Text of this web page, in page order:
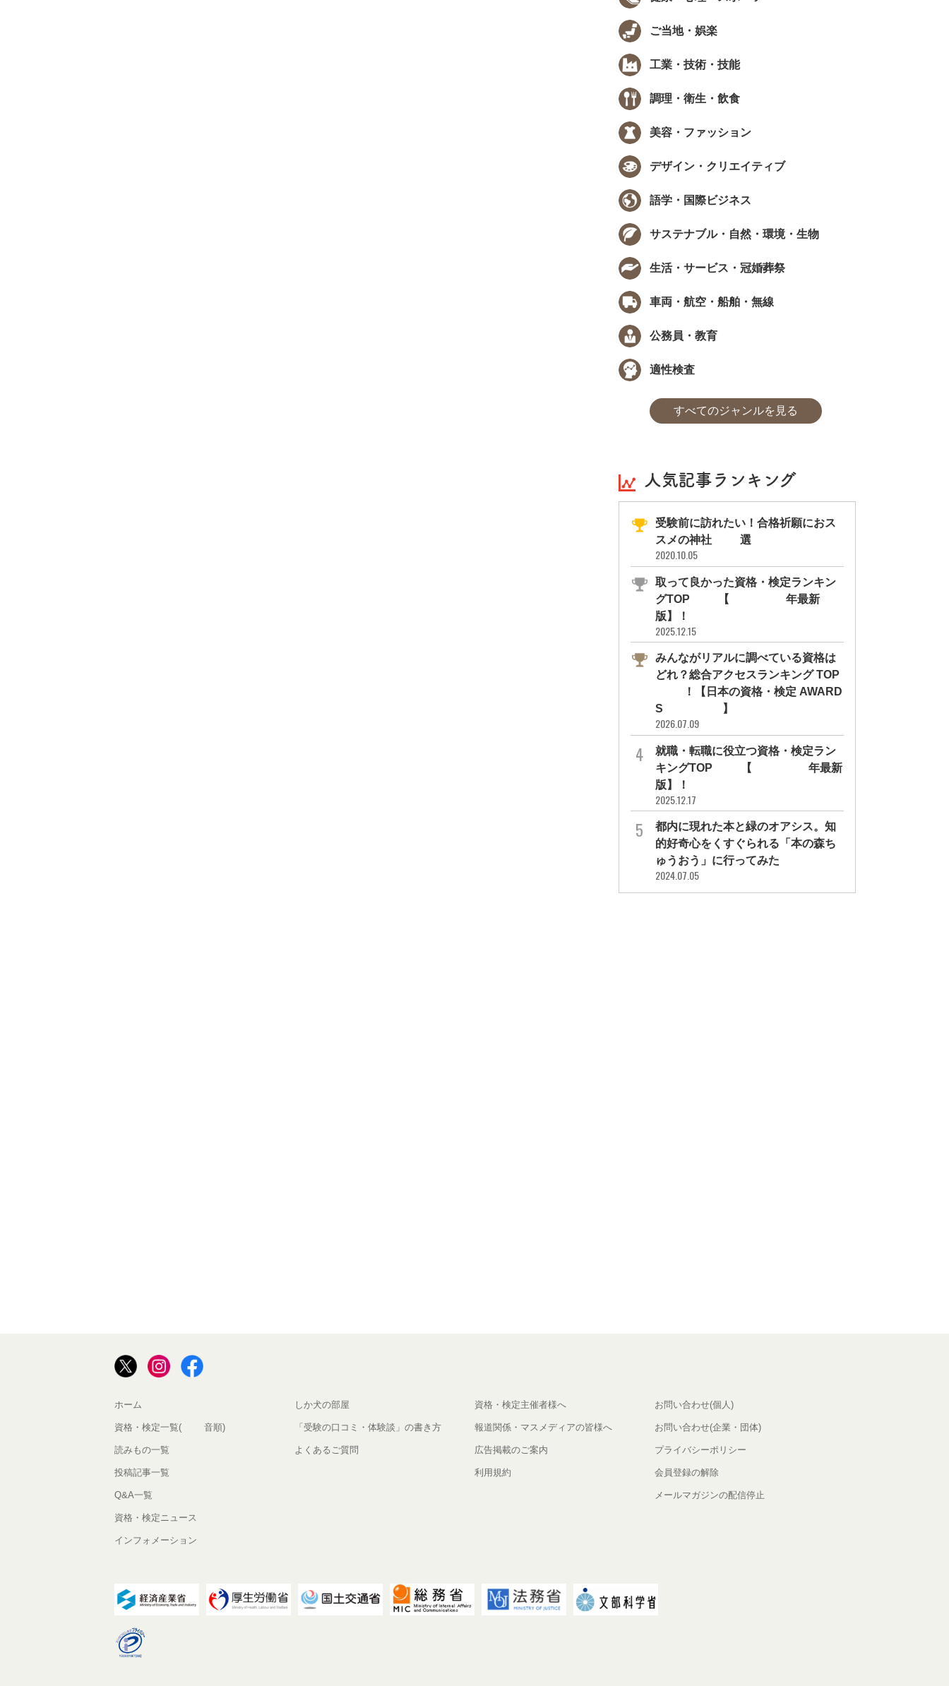
ご当地・娯楽
工業・技術・技能
調理・衛生・飲食
美容・ファッション
デザイン・クリエイティブ
語学・国際ビジネス
サステナブル・自然・環境・生物
生活・サービス・冠婚葬祭
車両・航空・船舶・無線
公務員・教育
適性検査
すべてのジャンルを見る
人気記事ランキング
受験前に訪れたい！合格祈願におス
スメの神社11選
2020.10.05
取って良かった資格・検定ランキン
グTOP10【2026年最新
版】！
2025.12.15
みんながリアルに調べている資格は
どれ？総合アクセスランキング TOP
10！【日本の資格・検定 AWARD
S 2026】
2026.07.09
就職・転職に役立つ資格・検定ラン
キングTOP30【2026年最新
版】！
2025.12.17
都内に現れた本と緑のオアシス。知
的好奇心をくすぐられる「本の森ち
ゅうおう」に行ってみた
2024.07.05
ホーム
資格・検定一覧(50音順)
読みもの一覧
投稿記事一覧
Q&A一覧
資格・検定ニュース
インフォメーション
しか犬の部屋
「受験の口コミ・体験談」の書き方
よくあるご質問
資格・検定主催者様へ
報道関係・マスメディアの皆様へ
広告掲載のご案内
利用規約
お問い合わせ(個人)
お問い合わせ(企業・団体)
プライバシーポリシー
会員登録の解除
メールマガジンの配信停止